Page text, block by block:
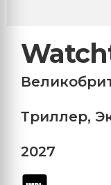
Триллер,
2027